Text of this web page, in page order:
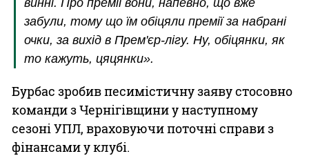
винні. Про премії вони, напевно, що вже
забули, тому що їм обіцяли премії за набрані
очки, за вихід в Прем'єр-лігу. Ну, обіцянки, як
то кажуть, цяцянки».
Бурбас зробив песимістичну заяву стосовно
команди з Чернігівщини у наступному
сезоні УПЛ, враховуючи поточні справи з
фінансами у клубі.